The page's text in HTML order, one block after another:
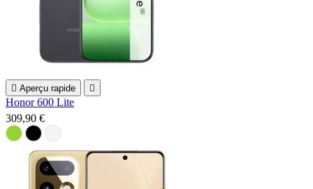
 Aperçu rapide 
Honor 600 Lite
309,90 €